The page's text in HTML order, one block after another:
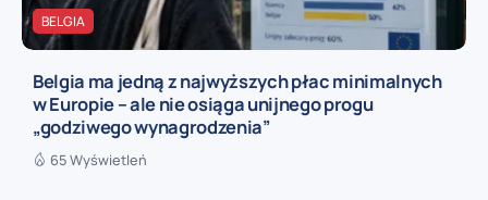
BELGIA
Belgia ma jedną z najwyższych płac minimalnych
w Europie – ale nie osiąga unijnego progu
„godziwego wynagrodzenia”
65 Wyświetleń